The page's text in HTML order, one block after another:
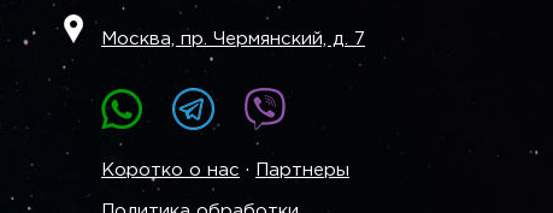
Москва, пр. Чермянский, д. 7
Коротко о нас · Партнеры